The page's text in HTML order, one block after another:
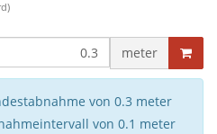
meter
von 0.3 meter
von 0.1 meter